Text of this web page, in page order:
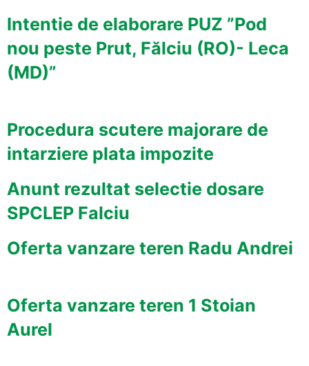
Intentie de elaborare PUZ ”Pod
nou peste Prut, Fălciu (RO)- Leca
(MD)”
Procedura scutere majorare de
intarziere plata impozite
Anunt rezultat selectie dosare
SPCLEP Falciu
Oferta vanzare teren Radu Andrei
Oferta vanzare teren 1 Stoian
Aurel